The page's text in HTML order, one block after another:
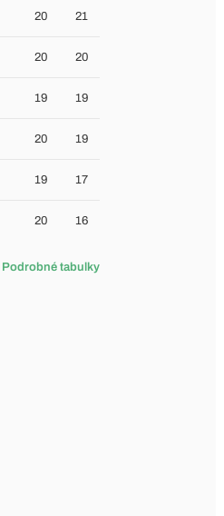
20 21
20 20
19 19
20 19
19 17
20 16
Podrobné tabulky